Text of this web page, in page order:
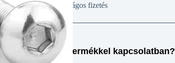
Biztonságos fizetés
Kérdése van termékkel kapcsolatban?